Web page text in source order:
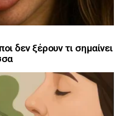
δεν ξέρουν τι σημαίνει